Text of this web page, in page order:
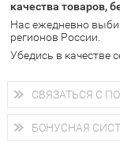
подробнее об
качества товаров,
Нас ежедневно
регионов России.
Убедись в качестве
СВЯЗАТЬСЯ С
+7 (800) 707-24-55
Мы будем рады
магазина,
БОНУСНАЯ